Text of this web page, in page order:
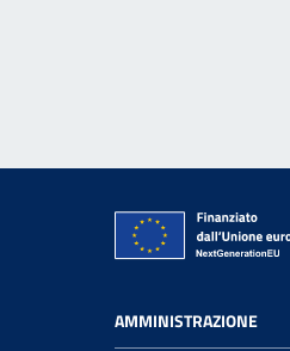
AMMINISTRAZIONE